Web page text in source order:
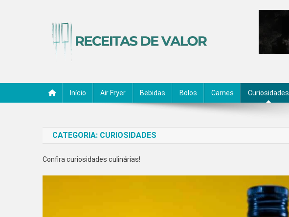
Início Air Fryer Bebidas Bolos Carnes Curiosidades
CATEGORIA: CURIOSIDADES
Confira curiosidades culinárias!